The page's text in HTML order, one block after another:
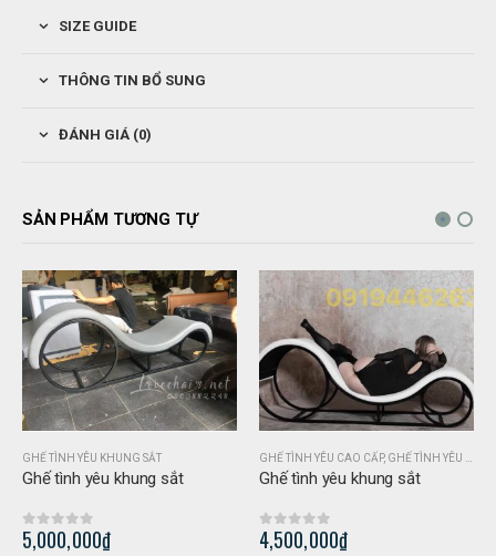
SIZE GUIDE
THÔNG TIN BỔ SUNG
ĐÁNH GIÁ (0)
SẢN PHẨM TƯƠNG TỰ
GHẾ TÌNH YÊU KHUNG SẮT
Ghế tình yêu khung sắt
0out of 5
5,000,000₫
GHẾ TÌNH YÊU CAO CẤP, GHẾ TÌNH YÊU GIÁ RẺ
Ghế tình yêu khung sắt
0 out of 5
4,500,000₫